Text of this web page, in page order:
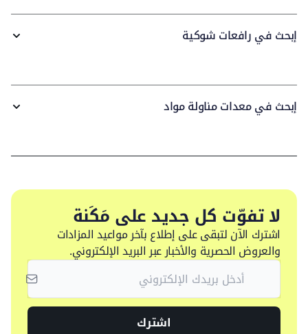
إبحث في رافعات شوكية
إبحث في معدات مناولة مواد
لا تفوّت كل جديد على مَكَنة
اشترك الآن لتبقى على إطلاع بآخر مواعيد المزادات
والعروض الحصرية والأخبار عبر البريد الإلكتروني.
اشترك